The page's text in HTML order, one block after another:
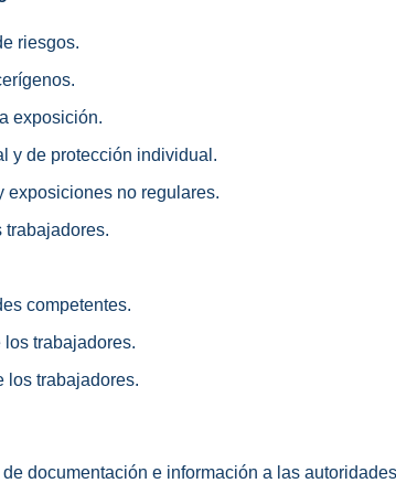
riesgos.
exposición.
y de protección individual.
exposiciones no regulares.
competentes.
trabajadores.
los trabajadores.
documentación e información a las